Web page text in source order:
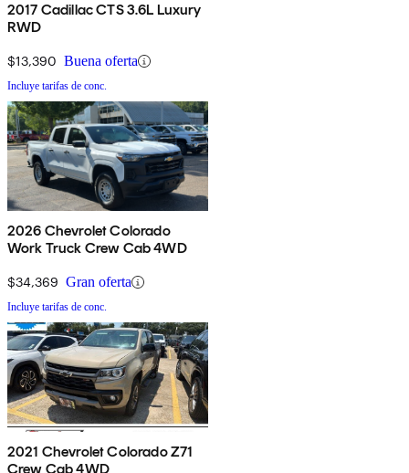
2017 Cadillac CTS 3.6L Luxury
RWD
$13,390 Buena oferta
Incluye tarifas de conc.
2026 Chevrolet Colorado
Work Truck Crew Cab 4WD
$34,369 Gran oferta
Incluye tarifas de conc.
2021 Chevrolet Colorado Z71
Crew Cab 4WD